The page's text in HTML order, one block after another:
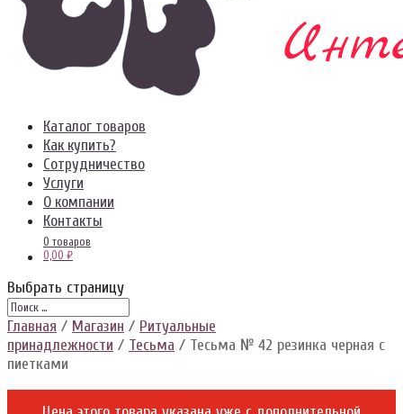
Каталог товаров
Как купить?
Сотрудничество
Услуги
О компании
Контакты
0 товаров
0,00 ₽
Выбрать страницу
Главная / Магазин / Ритуальные
принадлежности / Тесьма / Тесьма № 42 резинка черная с
пиетками